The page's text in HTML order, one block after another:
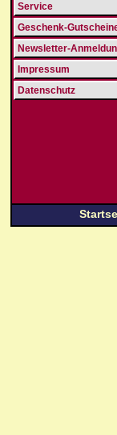
Service
Geschenk-
Newsletter-
Impressum
Datenschutz